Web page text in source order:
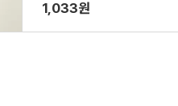
1,033원